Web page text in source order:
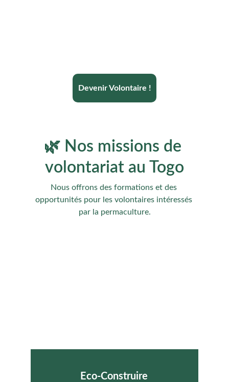
Devenir Volontaire !
🌿 Nos missions de
volontariat au Togo
Nous offrons des formations et des
opportunités pour les volontaires intéressés
par la permaculture.
Eco-Construire